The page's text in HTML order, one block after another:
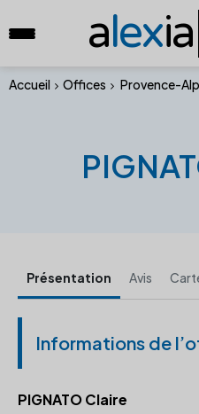
alexia
Accueil Offices Provence-
Présentation Avis
Informations de
PIGNATO Claire